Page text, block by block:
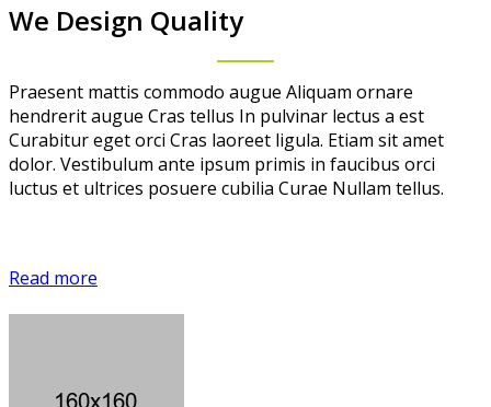
We Design Quality
Praesent mattis commodo augue Aliquam ornare
hendrerit augue Cras tellus In pulvinar lectus a est
Curabitur eget orci Cras laoreet ligula. Etiam sit amet
dolor. Vestibulum ante ipsum primis in faucibus orci
luctus et ultrices posuere cubilia Curae Nullam tellus.
Read more